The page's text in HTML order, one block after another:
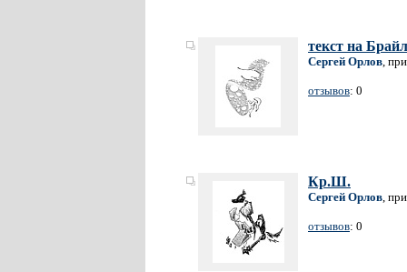
текст на
Сергей Орлов,
отзывов: 0
Кр.Ш.
Сергей Орлов,
отзывов: 0